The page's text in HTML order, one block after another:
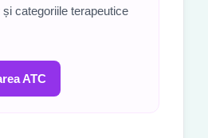
categoriile terapeutice
ATC